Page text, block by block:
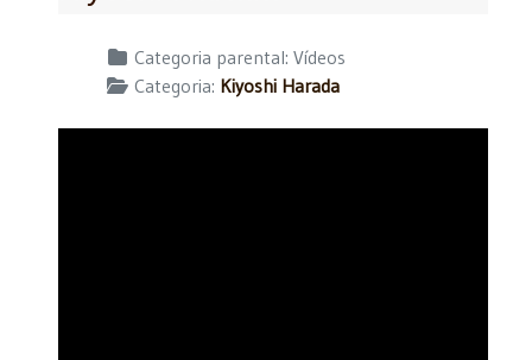
Detalhes Categoria parental: Vídeos
Categoria: Kiyoshi Harada